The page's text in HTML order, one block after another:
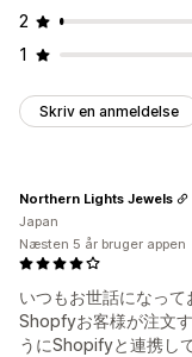
2
1
Skriv en anmeldelse
いつもお世話になって
Shopfyお客様が注文
うにShopifyと連携し
Northern Lights Jewels
Japan
Næsten 5 år bruger appen